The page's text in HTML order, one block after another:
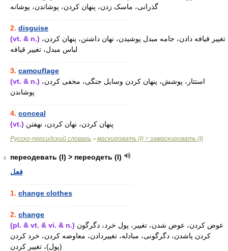
گذرانی، ماسک زدن، پنهان کردن، پوشاندن، پوشانه
2. disguise
(vt. & n.)
لباس مبدل، تغییر قیافه
3. camouflage
(vt. & n.)
پوشاندن
4. conceal
(vt.) پنهان کردن، نهان کردن، نهفتن
Русско-персидский словарь > маскировать (I) > замаскировать (I)
4
переодевать (I) > переодеть (I)
فعل
1. change clothes
2. change
(pl. & vt. & vi. & n.)
کردن یاشدن، دگرگونی، مبادله، تغییردادن، معاوضه کردن، خرد کردن
(پول)، تغییر کردن